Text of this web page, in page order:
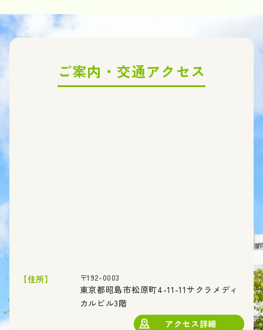
ご案内・交通アクセス
【住所】 〒192-0003
東京都昭島市松原町4-11-11サクラメディ
カルビル3階
アクセス詳細